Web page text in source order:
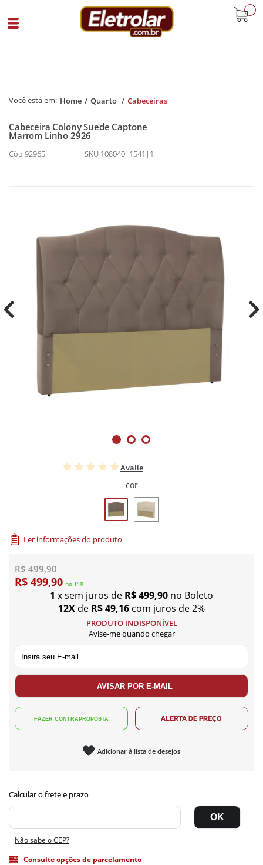
Home Quarto Cabeceiras
Cabeceira Colony Suede Captone
Marrom Linho 2926
Cód 92965 SKU 108040|1541|1
Avalie
cor
Ler informações do produto
R$ 499,90
R$ 499,90 no PIX
1 x sem juros de R$ 499,90 no Boleto
12X de R$ 49,16 com juros de 2%
PRODUTO INDISPONÍVEL
Avise-me quando chegar
Adicionar à lista de desejos
Não sabe o CEP?
Consulte opções de parcelamento